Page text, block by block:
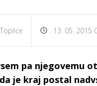
13. 05. 2015
pa njegovemu
je kraj postal